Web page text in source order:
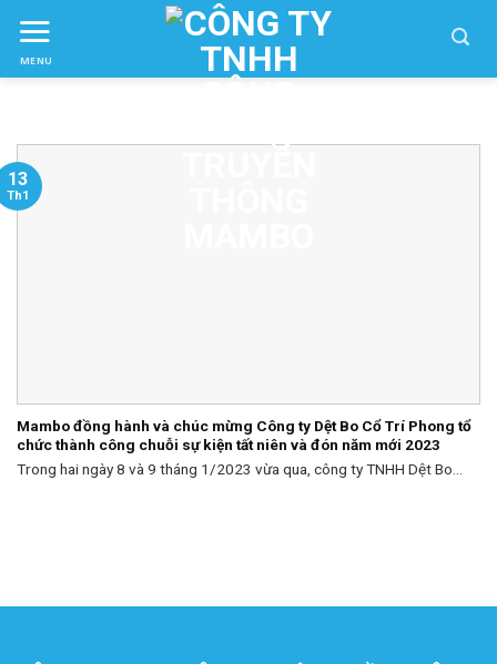
ctent
MENU
Mambo đồng hành và chúc mừng Công ty Dệt Bo Cổ Trí Phong tổ
chức thành công chuỗi sự kiện tất niên và đón năm mới 2023
Trong hai ngày 8 và 9 tháng 1/2023 vừa qua, công ty TNHH Dệt Bo...
13
Th1